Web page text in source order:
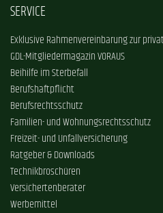
SERVICE
Exklusive Rahmenvereinbarung zur
GDL-Mitgliedermagazin VORAUS
Beihilfe im Sterbefall
Berufshaftpflicht
Berufsrechtsschutz
Familien- und Wohnungsrechtsschutz
Freizeit- und Unfallversicherung
Ratgeber & Downloads
Technikbroschüren
Versichertenberater
Werbemittel